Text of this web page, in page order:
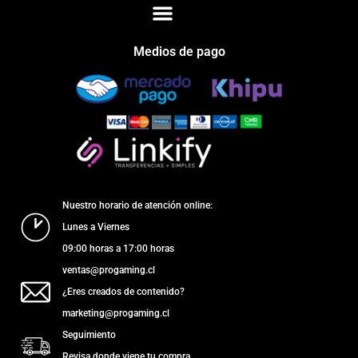
Medios de pago
Nuestro horario de atención online:
Lunes a Viernes
09:00 horas a 17:00 horas
ventas@progaming.cl
¿Eres creados de contenido?
marketing@progaming.cl
Seguimiento